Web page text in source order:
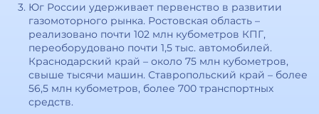
Юг России удерживает первенство в развитии
газомоторного рынка. Ростовская область –
реализовано почти 102 млн кубометров КПГ,
переоборудовано почти 1,5 тыс. автомобилей.
Краснодарский край – около 75 млн кубометров,
свыше тысячи машин. Ставропольский край – более
56,5 млн кубометров, более 700 транспортных
средств.